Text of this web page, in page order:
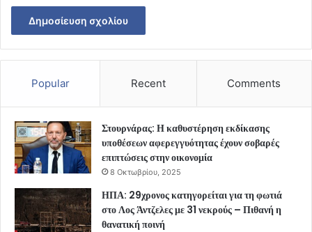
Popular Recent Comments
Στουρνάρας: Η καθυστέρηση εκδίκασης
υποθέσεων αφερεγγυότητας έχουν σοβαρές
επιπτώσεις στην οικονομία
8 Οκτωβρίου, 2025
ΗΠΑ: 29χρονος κατηγορείται για τη φωτιά
στο Λος Άντζελες με 31 νεκρούς – Πιθανή η
θανατική ποινή